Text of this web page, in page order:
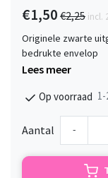
€1,50 €2,25 incl.
Originele zwarte
bedrukte envelop
Lees meer
Op voorraad
Aantal -